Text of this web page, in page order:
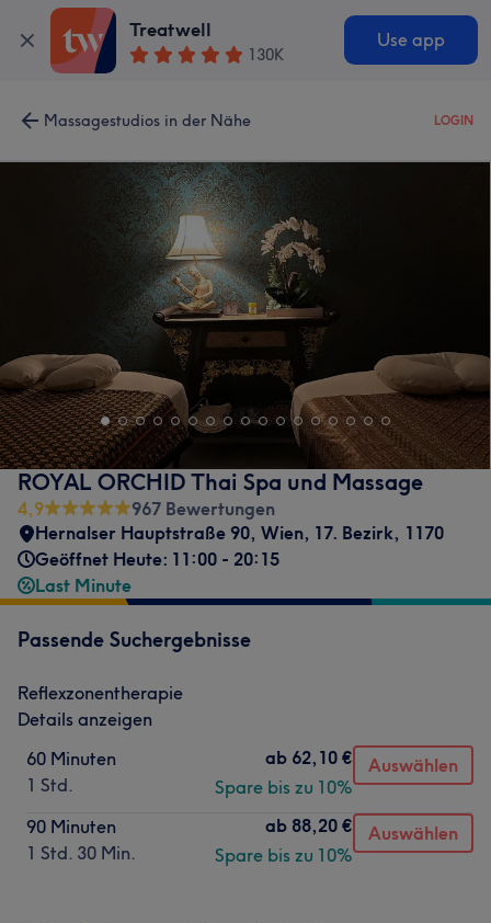
Treatwell
130K
Use app
Massagestudios in der Nähe LOGIN
ROYAL ORCHID Thai Spa und Massage
4,9
967 Bewertungen
Hernalser Hauptstraße 90, Wien, 17. Bezirk, 1170
Geöffnet Heute: 11:00 - 20:15
Last Minute
Passende Suchergebnisse
Reflexzonentherapie
Details anzeigen
60 Minuten
1 Std.
ab 62,10 €
Spare bis zu 10%
Auswählen
90 Minuten
1 Std. 30 Min.
ab 88,20 €
Spare bis zu 10%
Auswählen